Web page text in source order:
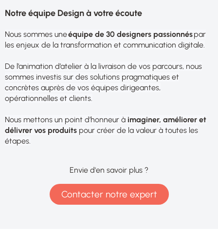
Notre équipe Design à votre écoute
Nous sommes uneéquipe de 30 designers passionnéspar
les enjeux de la transformation et communication digitale.
De l’animation d’atelier à la livraison de vos parcours, nous
sommes investis sur des solutions pragmatiques et
concrètes auprès de vos équipes dirigeantes,
opérationnelles et clients.
Nous mettons un point d’honneur à imaginer, améliorer et
délivrer vos produits pour créer de la valeur à toutes les
étapes.
Envie d'en savoir plus ?
Contacter notre expert